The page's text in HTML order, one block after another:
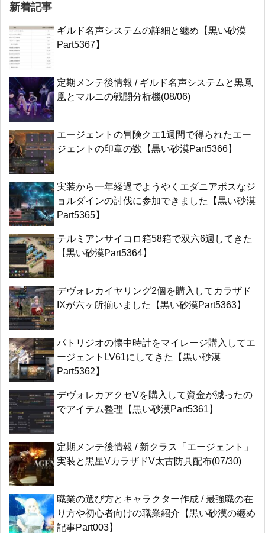
新着記事
ギルド名声システムの詳細と纏め【黒い砂漠
Part5367】
定期メンテ後情報 / ギルド名声システムと黒鳳
凰とマルニの戦闘分析機(08/06)
エージェントの冒険クエ1週間で得られたエー
ジェントの印章の数【黒い砂漠Part5366】
実装から一年経過でようやくエダニアボスなジ
ョルダインの討伐に参加できました【黒い砂漠
Part5365】
テルミアンサイコロ箱58箱で双六6週してきた
【黒い砂漠Part5364】
デヴォレカイヤリング2個を購入してカラザド
IXが六ヶ所揃いました【黒い砂漠Part5363】
パトリジオの懐中時計をマイレージ購入してエ
ージェントLV61にしてきた【黒い砂漠
Part5362】
デヴォレカアクセVを購入して資金が減ったの
でアイテム整理【黒い砂漠Part5361】
定期メンテ後情報 / 新クラス「エージェント」
実装と黒星VカラザドV太古防具配布(07/30)
職業の選び方とキャラクター作成 / 最強職の在
り方や初心者向けの職業紹介【黒い砂漠の纏め
記事Part003】